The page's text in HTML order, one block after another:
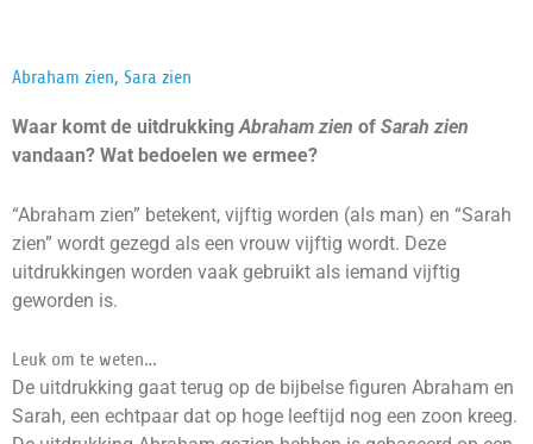
Abraham zien, Sara zien
Waar komt de uitdrukkingAbraham zien of Sarah zien
vandaan? Wat bedoelen we ermee?
“Abraham zien” betekent, vijftig worden (als man) en “Sarah
zien” wordt gezegd als een vrouw vijftig wordt. Deze
uitdrukkingen worden vaak gebruikt als iemand vijftig
geworden is.
Leuk om te weten…
De uitdrukking gaat terug op de bijbelse figuren Abraham en
Sarah, een echtpaar dat op hoge leeftijd nog een zoon kreeg.